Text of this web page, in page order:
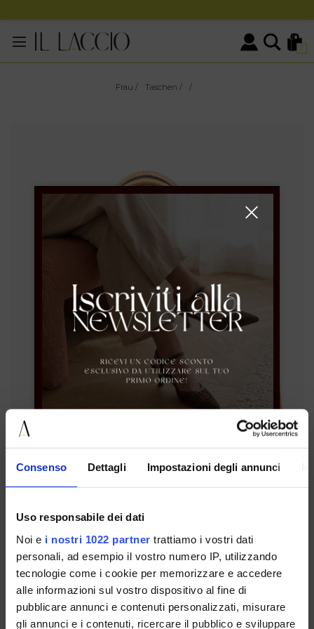
Consenso Dettagli Impostazioni degli annunci
Uso responsabile dei dati
Noi e i nostri 1022 partner trattiamo i vostri dati
personali, ad esempio il vostro numero IP, utilizzando
tecnologie come i cookie per memorizzare e accedere
alle informazioni sul vostro dispositivo al fine di
pubblicare annunci e contenuti personalizzati, misurare
gli annunci e i contenuti, ricercare il pubblico e sviluppare
0
Frau / Taschen / /
IL LACCIO
SKU: 4299CAMOSCIOCUOIO
€ 93.00